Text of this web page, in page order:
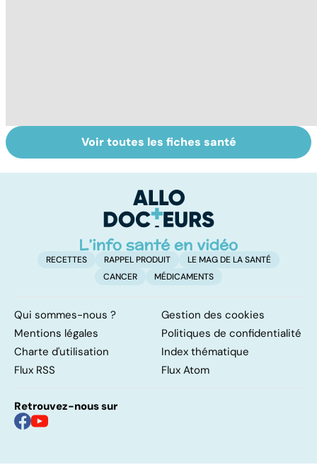
Tout savoir sur
les infections
Inflammation des
amygdales : que
d'angine ?
Voir toutes les fiches santé
RECETTES RAPPEL PRODUIT
LE MAG DE LA SANTÉ
CANCER
MÉDICAMENTS
Qui sommes-nous ?
Gestion des cookies
Mentions légales
Politiques de confidentialité
Charte d'utilisation
Index thématique
Flux RSS
Flux Atom
Retrouvez-nous sur